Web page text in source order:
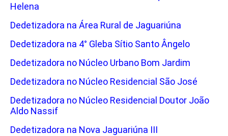
Helena
Dedetizadora na Área Rural de Jaguariúna
Dedetizadora na 4° Gleba Sítio Santo Ângelo
Dedetizadora no Núcleo Urbano Bom Jardim
Dedetizadora no Núcleo Residencial São José
Dedetizadora no Núcleo Residencial Doutor João
Aldo Nassif
Dedetizadora na Nova Jaguariúna III